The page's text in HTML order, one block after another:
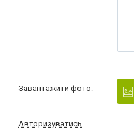
Завантажити фото:
Авторизуватись